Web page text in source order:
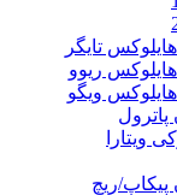
تایگر
هایلوکس ریوو
هایلوکس ویگو
پاترول
ویتارا
پیکاپ/ریچ